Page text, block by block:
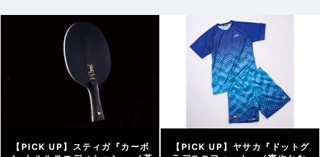
【PICK UP】スティガ『カーボ
【PICK UP】ヤサカ『ドットグ